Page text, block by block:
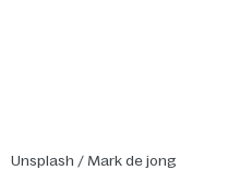
Unsplash / Mark de jong